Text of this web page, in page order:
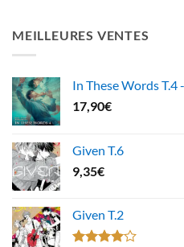
MEILLEURES VENTES
In These Words
17,90€
Given T.6
9,35€
Given T.2